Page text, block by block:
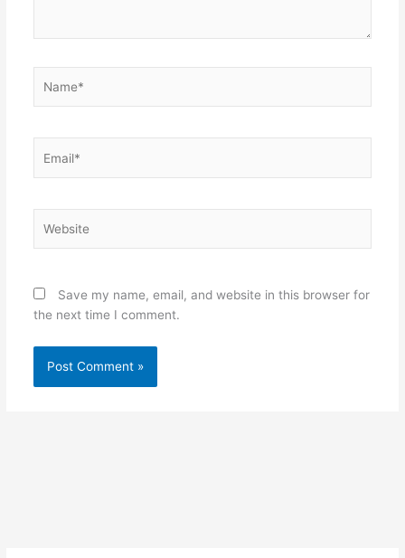
Save my name, email, and website in this browser for
the next time I comment.